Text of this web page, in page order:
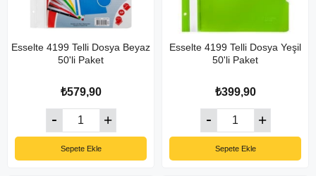
Esselte 4199 Telli Dosya Beyaz
50'li Paket
₺579,90
Sepete Ekle
Esselte 4199 Telli Dosya Yeşil
50'li Paket
₺399,90
Sepete Ekle